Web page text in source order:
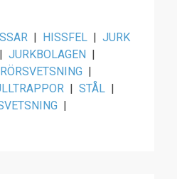
| HISSFEL | JURK
| JURKBOLAGEN |
RÖRSVETSNING |
| STÅL |
|